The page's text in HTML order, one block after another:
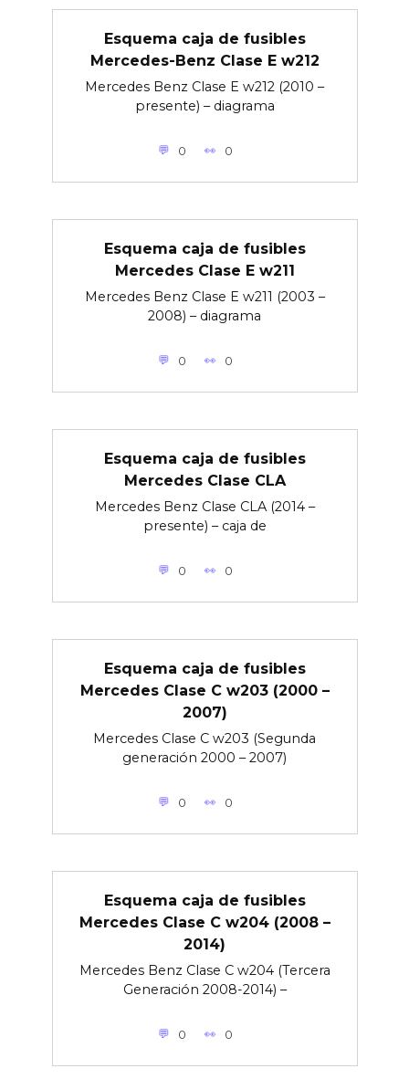
Esquema caja de fusibles
Mercedes-Benz Clase E w212
Mercedes Benz Clase E w212 (2010 –
presente) – diagrama
0 0
Esquema caja de fusibles
Mercedes Clase E w211
Mercedes Benz Clase E w211 (2003 –
2008) – diagrama
0 0
Esquema caja de fusibles
Mercedes Clase CLA
Mercedes Benz Clase CLA (2014 –
presente) – caja de
0 0
Esquema caja de fusibles
Mercedes Clase C w203 (2000 –
2007)
Mercedes Clase C w203 (Segunda
generación 2000 – 2007)
0 0
Esquema caja de fusibles
Mercedes Clase C w204 (2008 –
2014)
Mercedes Benz Clase C w204 (Tercera
Generación 2008-2014) –
0 0